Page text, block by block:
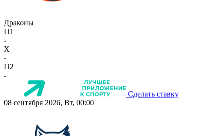
Драконы
П1
-
X
-
П2
-
Сделать ставку
08 сентября 2026, Вт, 00:00